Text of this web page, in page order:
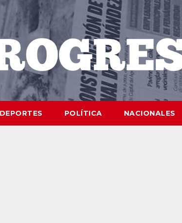
DEPORTES POLÍTICA NACIONALES